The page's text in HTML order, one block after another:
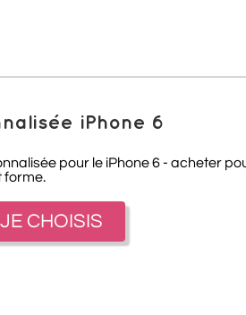
iPhone 6
pour le iPhone 6 - acheter
forme.
JE CHOISIS